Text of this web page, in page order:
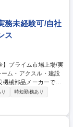
務未経験可/自社
ス
機械部品メーカーであ
せします。(※建物へ
き方】自社工場内の
ず、休日の対応も月2
時短勤務あり